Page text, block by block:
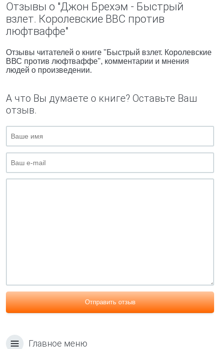
Отзывы о "Джон Брехэм - Быстрый
взлет. Королевские ВВС против
люфтваффе"
Отзывы читателей о книге "Быстрый взлет. Королевские
ВВС против люфтваффе", комментарии и мнения
людей о произведении.
А что Вы думаете о книге? Оставьте Ваш
отзыв.
Отправить отзыв
Главное меню